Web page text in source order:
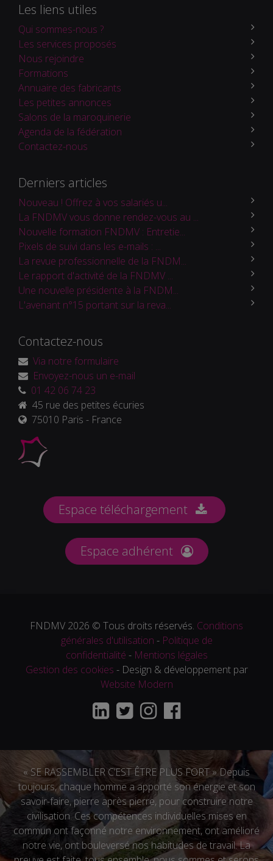
Les liens utiles
Qui sommes-nous ?
Les services proposés
Nous rejoindre
Formations
Annuaire des fabricants
Les petites annonces
Salons de la maroquinerie
Agenda de la fédération
Contactez-nous
Derniers articles
Nouveau ! Offrez à vos salariés u...
La FNDMV vous donne rendez-vous au ...
Nouvelle formation FNDMV : Entretie...
Pixels de suivi dans les e-mails : ...
La revue professionnelle de la FNDM...
Le rapport d'activité de la FNDMV ...
Une nouvelle présidente à la FNDM...
L'avenant n°15 portant sur la reva...
Contactez-nous
Via notre formulaire
Envoyez-nous un e-mail
01 42 06 74 23
45 rue des petites écuries
75010 Paris - France
Espace téléchargement
Espace adhérent
FNDMV 2026 © Tous droits réservés. Conditions
générales d'utilisation - Politique de
confidentialité - Mentions légales
Gestion des cookies - Design & développement par
Website Modern
« SE RASSEMBLER C’EST ÊTRE PLUS FORT » Depuis
toujours, chaque homme a apporté son énergie et son
savoir-faire, pierre après pierre, pour construire notre
civilisation. Ces compétences individuelles mises en
commun ont façonné notre environnement, ont amélioré
notre vie, ont bouleversé nos habitudes de travail. La